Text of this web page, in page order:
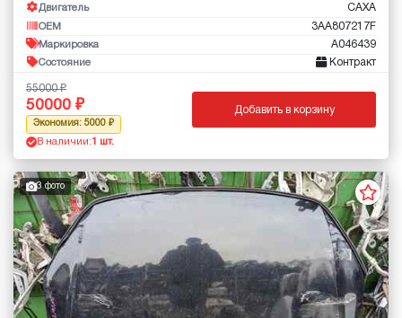
Двигатель CAXA
OEM 3AA807217F
Маркировка A046439
Состояние Контракт
55000
50000
Экономия: 5000
В наличии: 1 шт.
Добавить в корзину
3 фото